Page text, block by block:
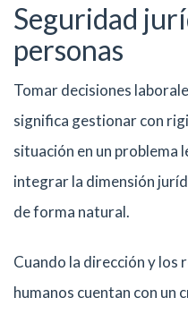
Seguridad
personas
Tomar decisiones
significa gestionar con
situación en un
integrar la dimensión
de forma natural.
Cuando la dirección y los
humanos cuentan con un